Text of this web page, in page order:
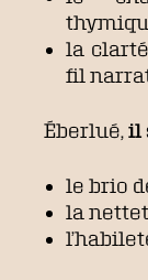
la
fil
Éberlué, il
le brio
la